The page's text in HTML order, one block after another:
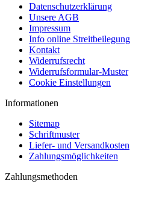
Datenschutzerklärung
Unsere AGB
Impressum
Info online Streitbeilegung
Kontakt
Widerrufsrecht
Widerrufsformular-Muster
Cookie Einstellungen
Informationen
Sitemap
Schriftmuster
Liefer- und Versandkosten
Zahlungsmöglichkeiten
Zahlungsmethoden